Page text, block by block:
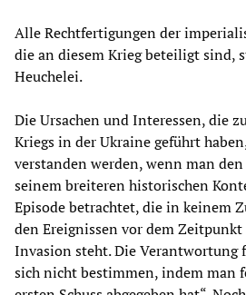
Alle Rechtfertigungen der
die an diesem Krieg beteiligt sind,
Heuchelei.
Die Ursachen und Interessen, die
Kriegs in der Ukraine geführt
verstanden werden, wenn man
seinem breiteren historischen
Episode betrachtet, die in keinem
den Ereignissen vor dem Zeitpunkt
Invasion steht. Die Verantwortung
sich nicht bestimmen, indem man